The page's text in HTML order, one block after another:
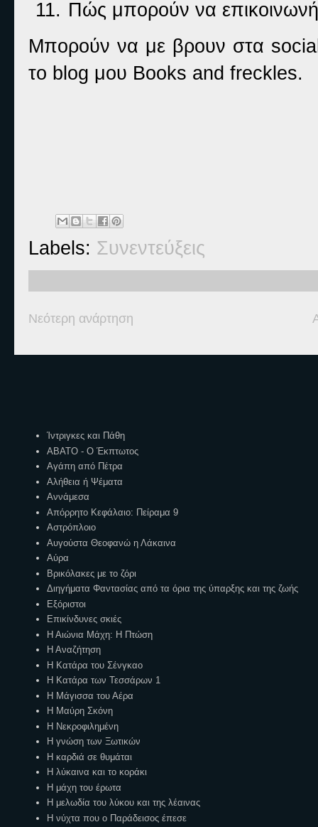
11. Πώς μπορούν να
Μπορούν να με βρουν στα
το blog μου Books and freckles.
Labels: Συνεντεύξεις
Νεότερη ανάρτηση
Ίντριγκες και Πάθη
ΑΒΑΤΟ - Ο Έκπτωτος
Αγάπη από Πέτρα
Αλήθεια ή Ψέματα
Αννάμεσα
Απόρρητο Κεφάλαιο: Πείραμα 9
Αστρόπλοιο
Αυγούστα Θεοφανώ η Λάκαινα
Αύρα
Βρικόλακες με το ζόρι
Διηγήματα Φαντασίας από τα όρια της ύπαρξης και της ζωής
Εξόριστοι
Επικίνδυνες σκιές
Η Αιώνια Μάχη: Η Πτώση
Η Αναζήτηση
Η Κατάρα του Σένγκαο
Η Κατάρα των Τεσσάρων 1
Η Μάγισσα του Αέρα
Η Μαύρη Σκόνη
Η Νεκροφιλημένη
Η γνώση των Ξωτικών
Η καρδιά σε θυμάται
Η λύκαινα και το κοράκι
Η μάχη του έρωτα
Η μελωδία του λύκου και της λέαινας
Η νύχτα που ο Παράδεισος έπεσε